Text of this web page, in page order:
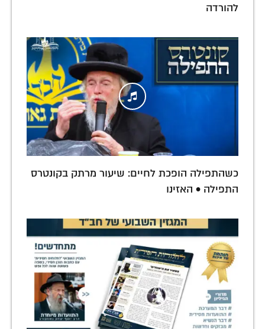
להורדה
כשהתפילה הופכת לחיים: שיעור מרתק בקונטרס
התפילה • האזינו